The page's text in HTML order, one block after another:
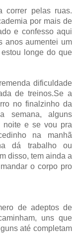
correr pelas ruas.
por mais de
e confesso aqui
anos aumentei um
longe do que
dificuldade
de treinos.Se a
no finalzinho da
semana, alguns
noite e se vou pra
na manhã
dá trabalho ou
disso, tem ainda a
o corpo pro
de adeptos de
uns que
até completam